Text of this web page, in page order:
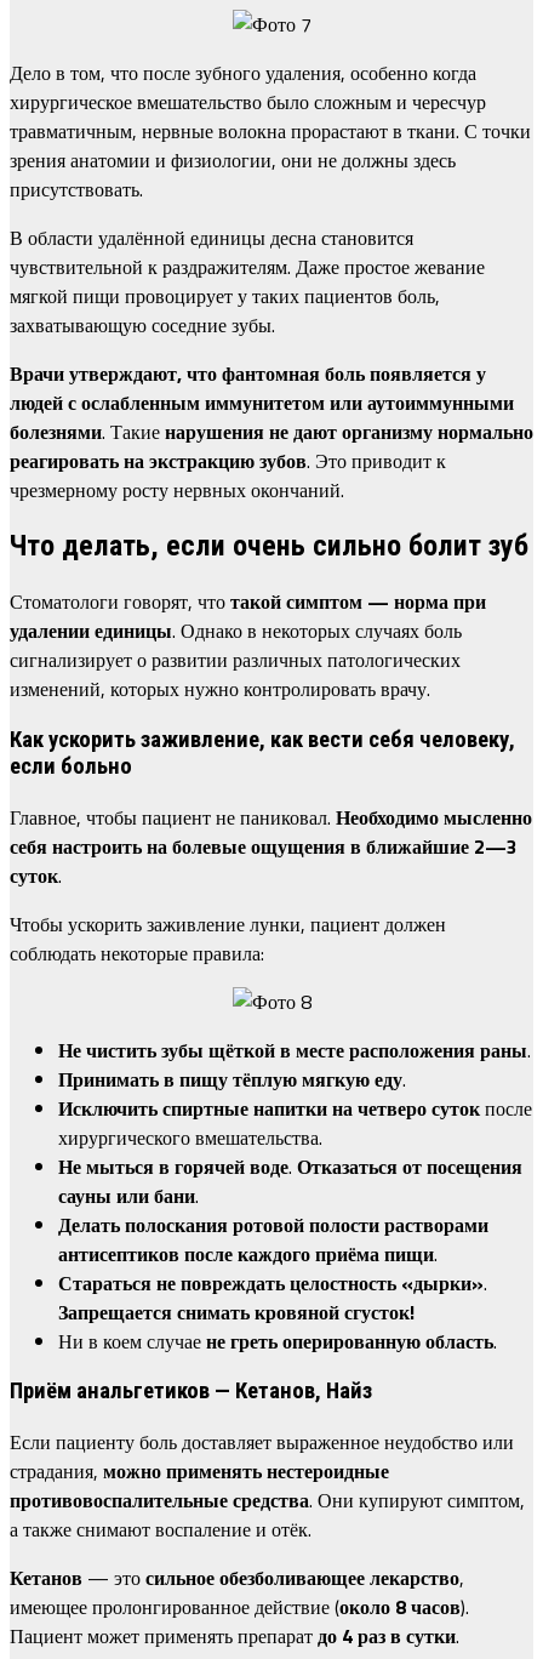
Дело в том, что после зубного удаления, особенно когда
хирургическое вмешательство было сложным и чересчур
травматичным, нервные волокна прорастают в ткани. С точки
зрения анатомии и физиологии, они не должны здесь
присутствовать.
В области удалённой единицы десна становится
чувствительной к раздражителям. Даже простое жевание
мягкой пищи провоцирует у таких пациентов боль,
захватывающую соседние зубы.
Врачи утверждают, что фантомная боль появляется у
людей с ослабленным иммунитетом или аутоиммунными
болезнями. Такиенарушения не дают организму нормально
реагировать на экстракцию зубов. Это приводит к
чрезмерному росту нервных окончаний.
Что делать, если очень сильно болит зуб
Стоматологи говорят, чтотакой симптом — норма при
удалении единицы. Однако в некоторых случаях боль
сигнализирует о развитии различных патологических
изменений, которых нужно контролировать врачу.
Как ускорить заживление, как вести себя человеку,
если больно
Главное, чтобы пациент не паниковал. Необходимо мысленно
себя настроить на болевые ощущения в ближайшие 2—3
суток.
Чтобы ускорить заживление лунки, пациент должен
соблюдать некоторые правила:
Не чистить зубы щёткой в месте расположения раны.
Принимать в пищу тёплую мягкую еду.
Исключить спиртные напитки на четверо сутокпосле
хирургического вмешательства.
Не мыться в горячей воде. Отказаться от посещения
сауны или бани.
Делать полоскания ротовой полости растворами
антисептиков после каждого приёма пищи.
Стараться не повреждать целостность «дырки».
Запрещается снимать кровяной сгусток!
Ни в коем случаене греть оперированную область.
Приём анальгетиков — Кетанов, Найз
Если пациенту боль доставляет выраженное неудобство или
страдания, можно применять нестероидные
противовоспалительные средства. Они купируют симптом,
а также снимают воспаление и отёк.
Кетанов — этосильное обезболивающее лекарство,
имеющее пролонгированное действие (около 8 часов).
Пациент может применять препаратдо 4 раз в сутки.